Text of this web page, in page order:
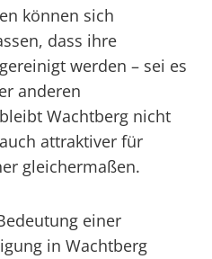
können sich
dass ihre
werden – sei es
anderen
Wachtberg nicht
attraktiver für
gleichermaßen.
einer
in Wachtberg